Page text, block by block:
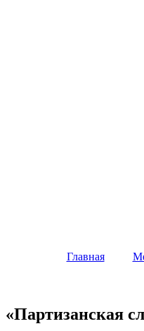
Главная
«Партизанская